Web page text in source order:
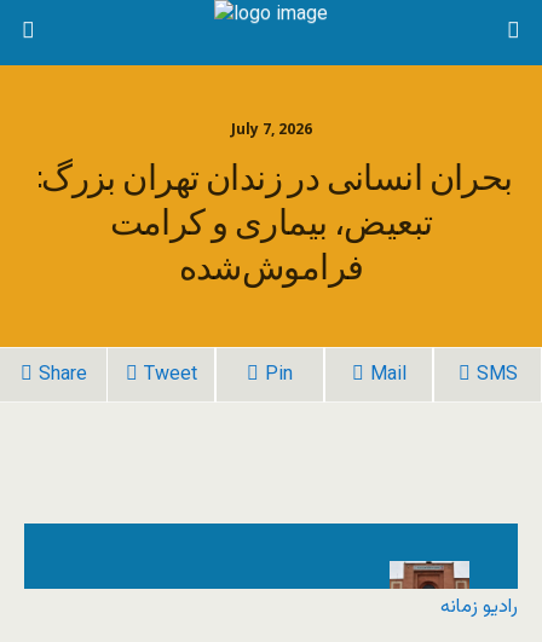
July 7, 2026
تبعیض، بیماری و کرامت
فراموش‌شده
Share Tweet Pin Mail SMS
رادیو زمانه